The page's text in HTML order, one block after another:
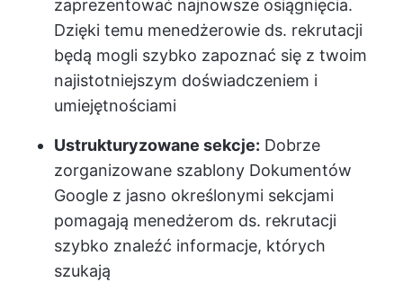
zaprezentować najnowsze osiągnięcia.
Dzięki temu menedżerowie ds. rekrutacji
będą mogli szybko zapoznać się z twoim
najistotniejszym doświadczeniem i
umiejętnościami
Ustrukturyzowane sekcje: Dobrze
zorganizowane szablony Dokumentów
Google z jasno określonymi sekcjami
pomagają menedżerom ds. rekrutacji
szybko znaleźć informacje, których
szukają